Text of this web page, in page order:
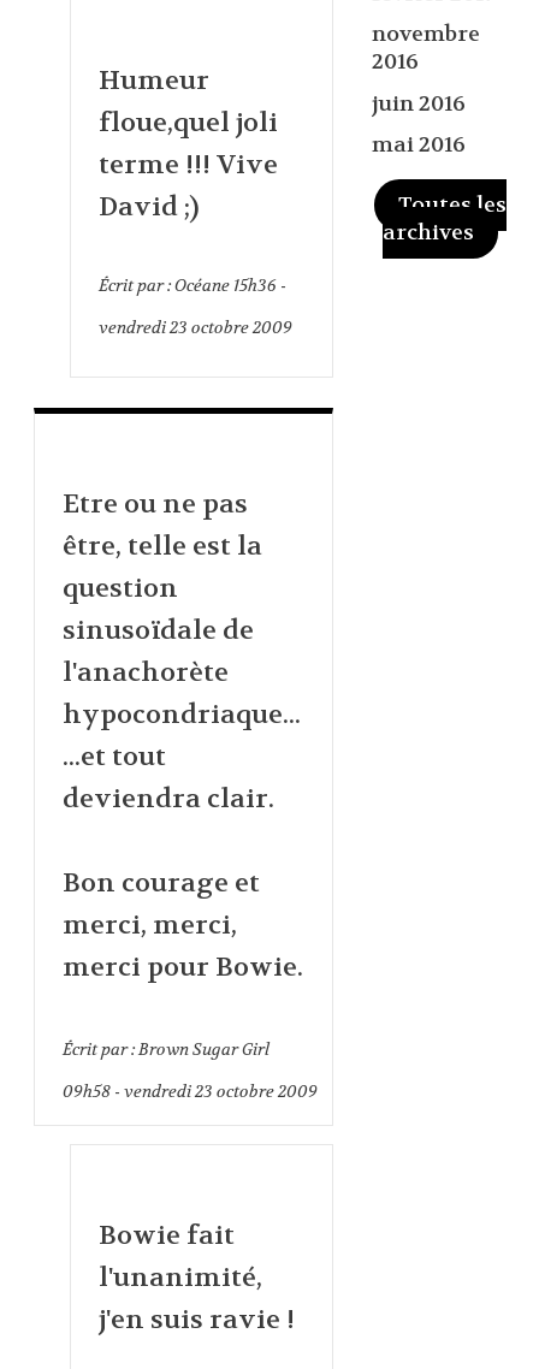
Humeur
floue,quel joli
terme !!! Vive
David ;)
Écrit par :Océane 15h36-
vendredi 23 octobre 2009
Etre ou ne pas
être, telle est la
question
sinusoïdale de
l'anachorète
hypocondriaque...
...et tout
deviendra clair.
Bon courage et
merci, merci,
merci pour Bowie.
Écrit par :Brown Sugar Girl
09h58- vendredi 23 octobre 2009
Bowie fait
l'unanimité,
j'en suis ravie !
novembre
2016
juin 2016
mai 2016
Toutes les
archives